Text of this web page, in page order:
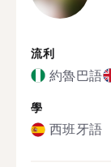
流利
約魯巴語
學
西班牙語